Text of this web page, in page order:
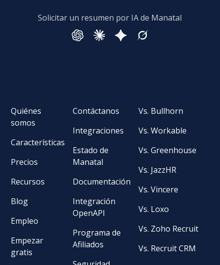
Solicitar un resumen por IA de Manatal
Quiénes
somos
Características
Precios
Recursos
Blog
Empleo
Empezar
gratis
Contáctanos
Integraciones
Estado de
Manatal
Documentación
Integración
OpenAPI
Programa de
Afiliados
Vs. Bullhorn
Vs. Workable
Vs. Greenhouse
Vs. JazzHR
Vs. Vincere
Vs. Loxo
Vs. Zoho Recruit
Vs. Recruit CRM